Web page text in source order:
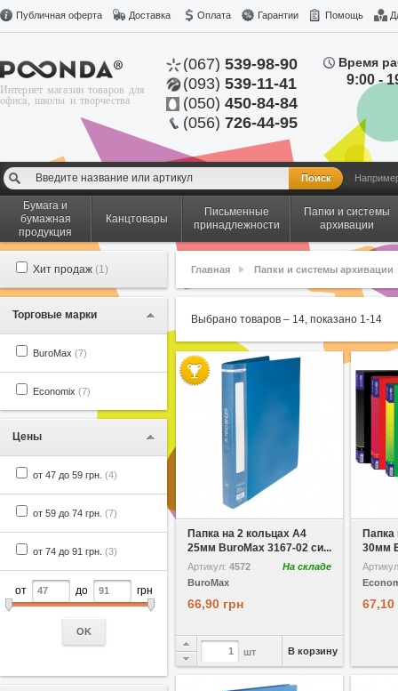
Публичная оферта Доставка Оплата Гарантии Помощь
Интернет магазин товаров для
офиса, школы и творчества
(067) 539-98-90
(093) 539-11-41
(050) 450-84-84
(056) 726-44-95
Время
9:00 -
Бумага и
бумажная
продукция
Канцтовары
Письменные
принадлежности
Папки и системы
архивации
Хит продаж (1)
Торговые марки
BuroMax (7)
Economix (7)
Цены
от 47 до 59 грн. (4)
от 59 до 74 грн. (7)
от 74 до 91 грн. (3)
от до грн
OK
Главная Папки и системы архивации
Выбрано товаров – 14, показано 1-14
В избранное
Папка на 2 кольцах A4
25мм BuroMax 3167-02 си...
Артикул: 4572
На складе
BuroMax
66,90 грн
шт В корзину
Папка
30мм
67,10